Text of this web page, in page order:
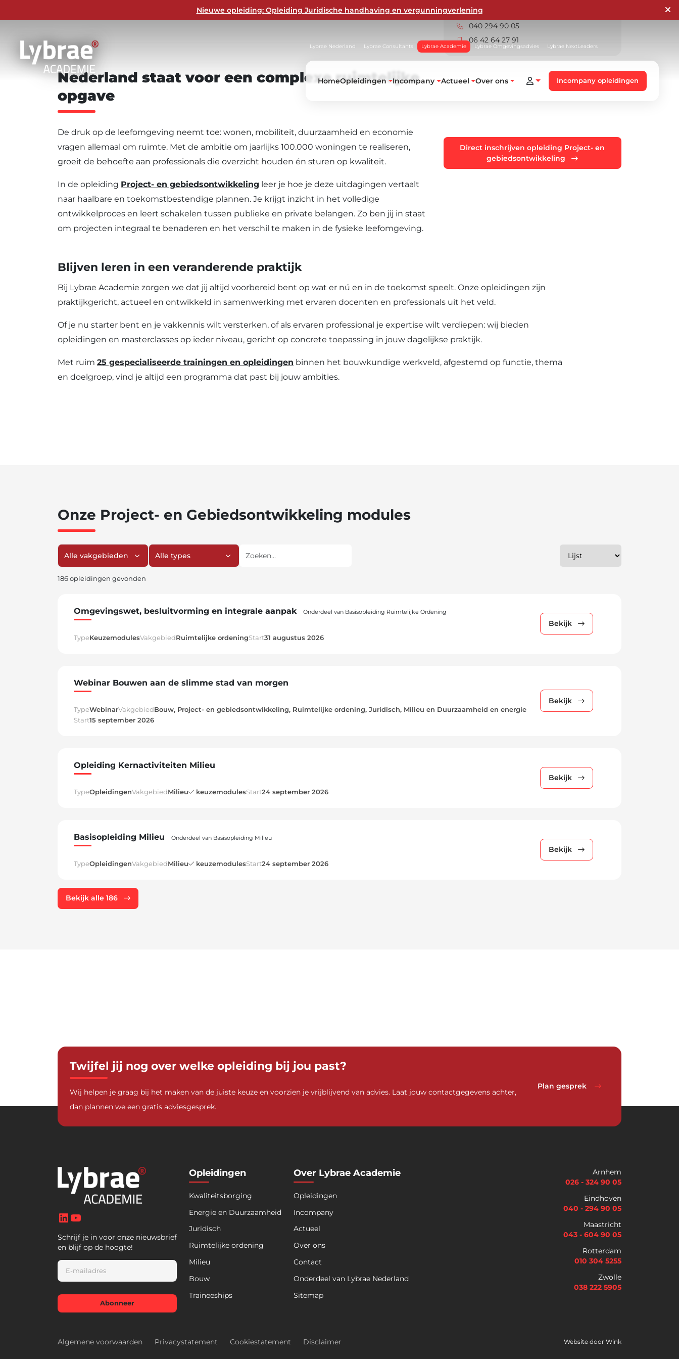
Nieuwe opleiding: Opleiding Juridische handhaving en vergunningverlening
Lybrae Nederland Lybrae Consultants Lybrae Academie Lybrae Omgevingsadvies Lybrae NextLeaders
HomeOpleidingen Incompany Actueel Over ons Incompany opleidingen
Nederland staat voor een complexe ruimtelijke
opgave
De druk op de leefomgeving neemt toe: wonen, mobiliteit, duurzaamheid en economie
vragen allemaal om ruimte. Met de ambitie om jaarlijks 100.000 woningen te realiseren,
groeit de behoefte aan professionals die overzicht houden én sturen op kwaliteit.
In de opleiding Project- en gebiedsontwikkeling leer je hoe je deze uitdagingen vertaalt
naar haalbare en toekomstbestendige plannen. Je krijgt inzicht in het volledige
ontwikkelproces en leert schakelen tussen publieke en private belangen. Zo ben jij in staat
om projecten integraal te benaderen en het verschil te maken in de fysieke leefomgeving.
opleidingen@lybrae.nl
040 294 90 05
06 42 64 27 91
Direct inschrijven opleiding Project- en
gebiedsontwikkeling
Blijven leren in een veranderende praktijk
Bij Lybrae Academie zorgen we dat jij altijd voorbereid bent op wat er nú en in de toekomst speelt. Onze opleidingen zijn
praktijkgericht, actueel en ontwikkeld in samenwerking met ervaren docenten en professionals uit het veld.
Of je nu starter bent en je vakkennis wilt versterken, of als ervaren professional je expertise wilt verdiepen: wij bieden
opleidingen en masterclasses op ieder niveau, gericht op concrete toepassing in jouw dagelijkse praktijk.
Met ruim 25 gespecialiseerde trainingen en opleidingen binnen het bouwkundige werkveld, afgestemd op functie, thema
en doelgroep, vind je altijd een programma dat past bij jouw ambities.
Onze Project- en Gebiedsontwikkeling modules
Filter op vakgebied
Filter op type
Zoeken Wijzig weergave
186 opleidingen gevonden
Omgevingswet, besluitvorming en integrale aanpak Onderdeel van Basisopleiding Ruimtelijke Ordening
TypeKeuzemodulesVakgebiedRuimtelijke ordeningStart31 augustus 2026
Bekijk
Webinar Bouwen aan de slimme stad van morgen
TypeWebinarVakgebiedBouw, Project- en gebiedsontwikkeling, Ruimtelijke ordening, Juridisch, Milieu en Duurzaamheid en energie
Start15 september 2026
Bekijk
Opleiding Kernactiviteiten Milieu
TypeOpleidingenVakgebiedMilieu keuzemodulesStart24 september 2026
Bekijk
Basisopleiding Milieu Onderdeel van Basisopleiding Milieu
TypeOpleidingenVakgebiedMilieu keuzemodulesStart24 september 2026
Bekijk
Bekijk alle 186
Twijfel jij nog over welke opleiding bij jou past?
Wij helpen je graag bij het maken van de juiste keuze en voorzien je vrijblijvend van advies. Laat jouw contactgegevens achter,
dan plannen we een gratis adviesgesprek.
Plan gesprek
LinkedIn
Schrijf je in voor onze nieuwsbrief
en blijf op de hoogte!
E
a
i
*
Abonneer
Opleidingen
Kwaliteitsborging
Energie en Duurzaamheid
Juridisch
Ruimtelijke ordening
Milieu
Bouw
Traineeships
Over Lybrae Academie
Opleidingen
Incompany
Actueel
Over ons
Contact
Onderdeel van Lybrae Nederland
Sitemap
Arnhem
026 - 324 90 05
Eindhoven
040 - 294 90 05
Maastricht
043 - 604 90 05
Rotterdam
010 304 5255
Zwolle
038 222 5905
Algemene voorwaarden Privacystatement Cookiestatement Disclaimer Website door Wink
Hierbij accepteer ik dat ik via dit e-mailadres
nieuwsbrieven ontvang en akkoord ga met het